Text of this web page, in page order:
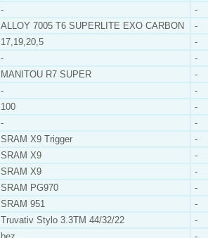
-
-
ALLOY 7005 T6 SUPERLITE EXO CARBON
-
17,19,20,5
-
-
-
MANITOU R7 SUPER
-
-
-
100
-
-
-
SRAM X9 Trigger
-
SRAM X9
-
SRAM X9
-
SRAM PG970
-
SRAM 951
-
Truvativ Stylo 3.3TM 44/32/22
-